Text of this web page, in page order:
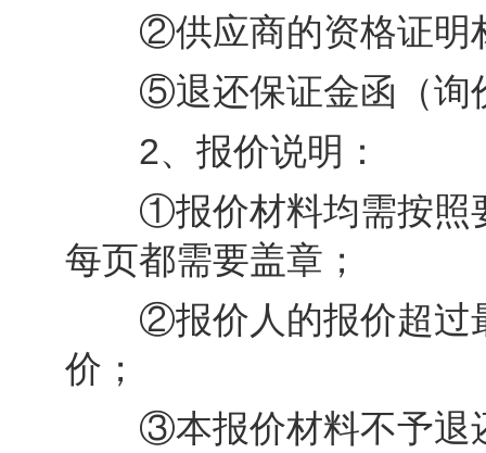
②供应商的资格证明
⑤退还保证金函（询
2、报价说明：
①报价材料均需按照要
每页都需要盖章；
②报价人的报价超过最
价；
③本报价材料不予退